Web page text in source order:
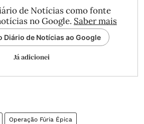
de Notícias como fonte
no Google. Saber mais
Diário de Notícias ao Google
Já adicionei
Operação Fúria Épica